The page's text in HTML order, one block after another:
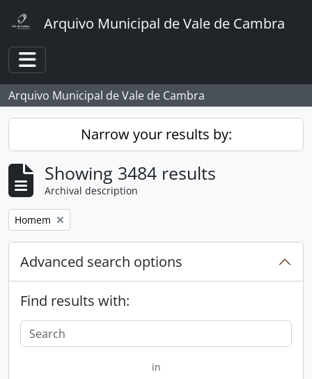
Arquivo Municipal de Vale de Cambra
Toggle navigation
Arquivo Municipal de Vale de Cambra
Narrow your results by:
Showing 3484 results
Archival description
Remove filter:
Homem
Advanced search options
Find results with:
in